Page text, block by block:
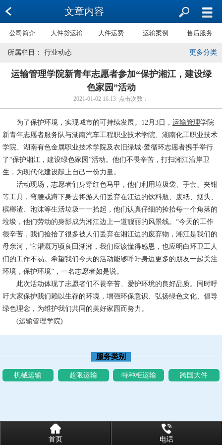
文章内容
公司简介 大件货运输 大件运费 运输案例 售后服务
更多分类
所属栏目： 行业动态
运输管理学院新青年志愿者参加“保护湘江，建设绿
色家园”活动
2021-01-02 16:13 点击次数：
为了保护环境，实现城市的可持续发展。12月3日， 运输管理学院
新青年志愿者服务队与湖南汽车工程职业技术学院、湖南化工职业技术
学院、湖南有色金属职业技术学院及衣旧绿城·爱循环志愿者携手举行
了“保护湘江，建设绿色家园”活动。他们不畏辛苦，打扫湘江沿岸卫
生，为现代化建设献上自己一份力量。
活动现场，志愿者们身穿红色马甲，他们利用垃圾袋、手套、夹钳
等工具，弯腰或蹲下身去将游人们丢弃在江边的饮料瓶、废纸、烟头、
槟榔渣、泡沫等生活垃圾一一拾起，他们认真仔细的捡拾每一个角落的
垃圾，他们劳动的身影成为湘江边上一道靓丽的风景线。“今天的工作
很辛苦，我们捡拾了很多被人们丢弃在湘江边的废弃物，湘江是我们的
母亲河，它灌溉万顷良田湖湘，我们应该懂得感恩，也应明白环卫工人
们的工作不易。希望我们今天的活动能够呼吁身边更多的朋友一起关注
环境，保护环境”，一名志愿者如是说。
此次活动体现了志愿者们不畏辛苦、爱护环境的良好品质。同时呼
吁大家保护我们赖以生存的环境，增强环保意识、弘扬绿色文化、倡导
绿色理念，为维护我们共同的美好家园而努力。
(运输管理学院)
服务类别
机械运输 超限运输 特种柜运输 跨国大件
首页 电话